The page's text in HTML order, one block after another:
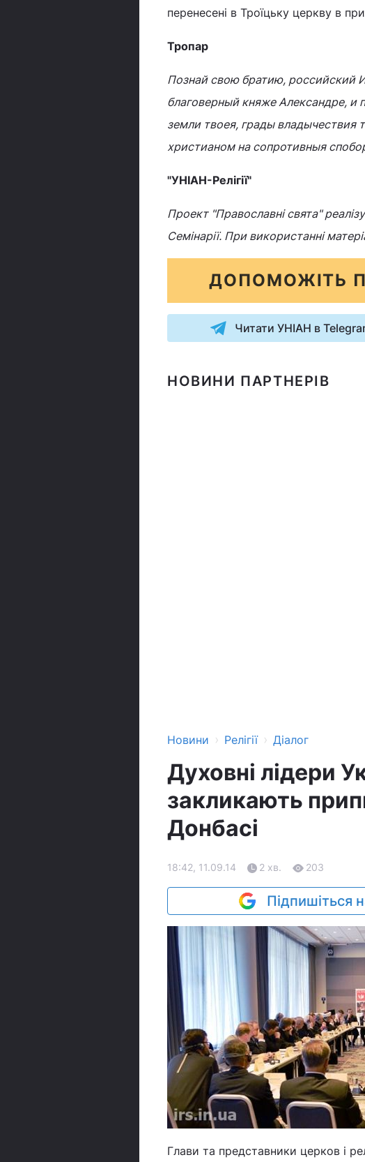
перенесені в Троїцьку церкву в
Тропар
Познай свою братию, российский
благоверный княже Александре,
земли твоея, грады
христианом на сопротивныя
"УНІАН-Релігії"
Проект "Православні свята"
Семінарії. При використанні
ДОПОМОЖІТЬ
Читати УНІАН в
НОВИНИ ПАРТНЕРІВ
Новини › Релігії › Діалог
Духовні лідери
закликають
Донбасі
18:42, 11.09.14 2 хв. 203
Підпишіться
Глави та представники церков і